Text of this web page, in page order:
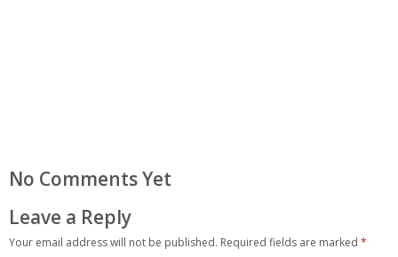
No Comments Yet
Leave a Reply
Your email address will not be published. Required fields are marked *